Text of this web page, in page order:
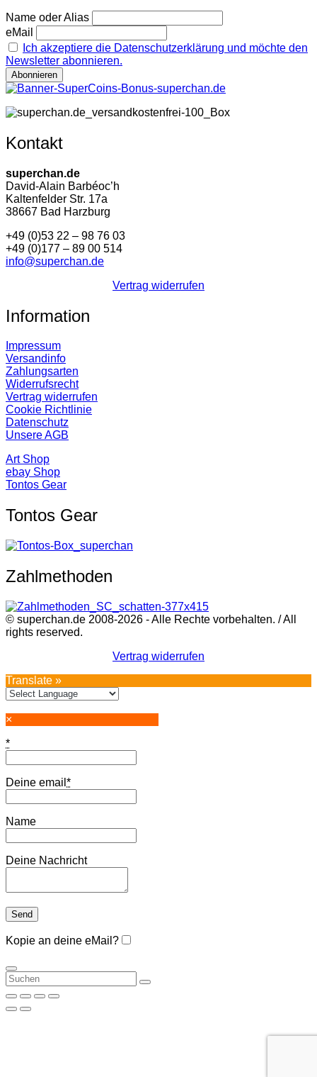
Name oder Alias
eMail
Ich akzeptiere die Datenschutzerklärung und möchte den
Newsletter abonnieren.
Kontakt
superchan.de
David-Alain Barbéoc’h
Kaltenfelder Str. 17a
38667 Bad Harzburg
+49 (0)53 22 – 98 76 03
+49 (0)177 – 89 00 514
info@superchan.de
Vertrag widerrufen
Information
Impressum
Versandinfo
Zahlungsarten
Widerrufsrecht
Vertrag widerrufen
Cookie Richtlinie
Datenschutz
Unsere AGB
Art Shop
ebay Shop
Tontos Gear
Tontos Gear
Zahlmethoden
© superchan.de 2008-2026 - Alle Rechte vorbehalten. / All
rights reserved.
Vertrag widerrufen
Translate »
×
*
Deine email *
Name
Deine Nachricht
Kopie an deine eMail?